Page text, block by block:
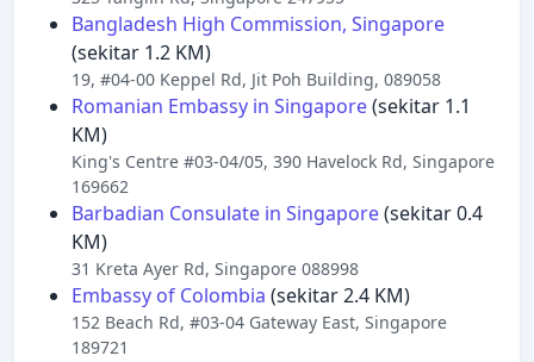
Bangladesh High Commission, Singapore
(sekitar 1.2 KM)
19, #04-00 Keppel Rd, Jit Poh Building, 089058
Romanian Embassy in Singapore(sekitar 1.1
KM)
King's Centre #03-04/05, 390 Havelock Rd, Singapore
169662
Barbadian Consulate in Singapore(sekitar 0.4
KM)
31 Kreta Ayer Rd, Singapore 088998
Embassy of Colombia (sekitar 2.4 KM)
152 Beach Rd, #03-04 Gateway East, Singapore
189721